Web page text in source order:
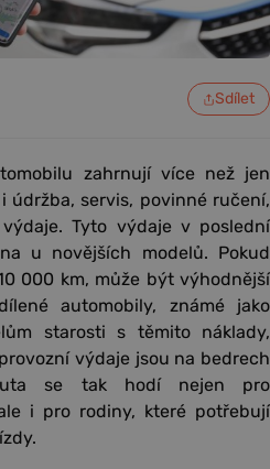
Sdílet
zahrnují více než jen
údržba, servis, povinné ručení,
Tyto výdaje v poslední
u novějších modelů. Pokud
000 km, může být výhodnější
automobily, známé jako
starosti s těmito náklady,
výdaje jsou na bedrech
se tak hodí nejen pro
i pro rodiny, které potřebují